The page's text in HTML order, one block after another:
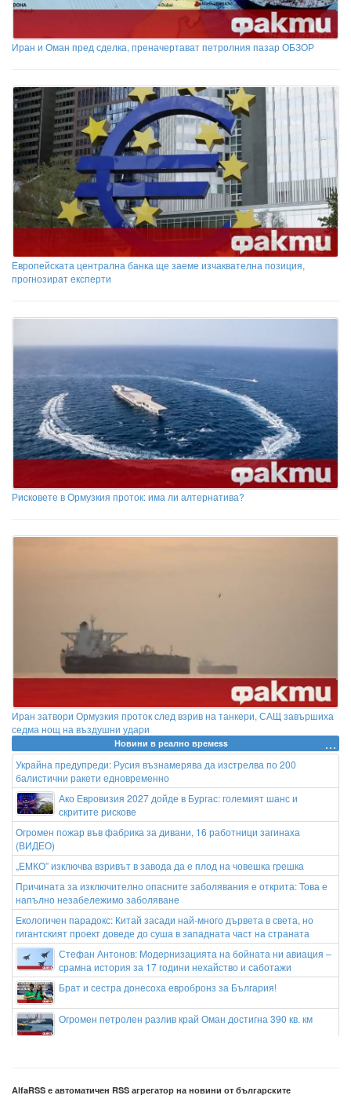
Иран и Оман пред сделка, преначертават петролния пазар ОБЗОР
Европейската централна банка ще заеме изчаквателна позиция,
прогнозират експерти
Рисковете в Ормузкия проток: има ли алтернатива?
Иран затвори Ормузкия проток след взрив на танкери, САЩ завършиха
седма нощ на въздушни удари
Новини в реално времеss
Украйна предупреди: Русия възнамерява да изстрелва по 200
балистични ракети едновременно
Ако Евровизия 2027 дойде в Бургас: големият шанс и
скритите рискове
Огромен пожар във фабрика за дивани, 16 работници загинаха
(ВИДЕО)
„ЕМКО” изключва взривът в завода да е плод на човешка грешка
Причината за изключително опасните заболявания е открита: Това е
напълно незабележимо заболяване
Екологичен парадокс: Китай засади най-много дървета в света, но
гигантският проект доведе до суша в западната част на страната
Стефан Антонов: Модернизацията на бойната ни авиация –
срамна история за 17 години нехайство и саботажи
Брат и сестра донесоха евробронз за България!
Огромен петролен разлив край Оман достигна 390 кв. км
AlfaRSS е автоматичен RSS агрегатор на новини от българските